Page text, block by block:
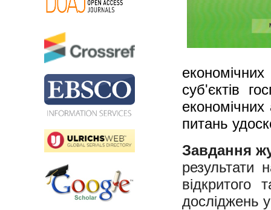
суб'єктів
питань
Завдання
результати
відкритого
досліджень